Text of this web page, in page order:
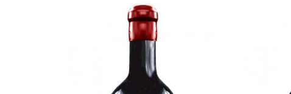
Domeniile FRANCO-ROMÂNE